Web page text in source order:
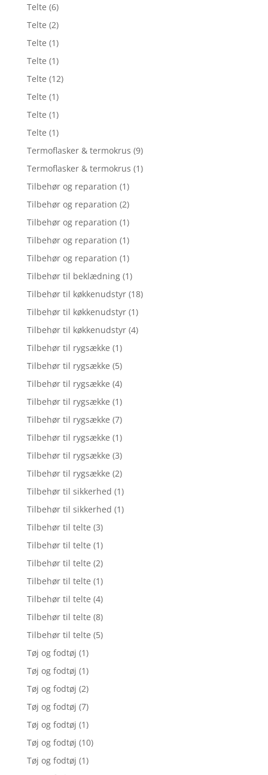
Telte (6)
Telte (2)
Telte (1)
Telte (1)
Telte (12)
Telte (1)
Telte (1)
Telte (1)
Termoflasker & termokrus (9)
Termoflasker & termokrus (1)
Tilbehør og reparation (1)
Tilbehør og reparation (2)
Tilbehør og reparation (1)
Tilbehør og reparation (1)
Tilbehør og reparation (1)
Tilbehør til beklædning (1)
Tilbehør til køkkenudstyr (18)
Tilbehør til køkkenudstyr (1)
Tilbehør til køkkenudstyr (4)
Tilbehør til rygsække (1)
Tilbehør til rygsække (5)
Tilbehør til rygsække (4)
Tilbehør til rygsække (1)
Tilbehør til rygsække (7)
Tilbehør til rygsække (1)
Tilbehør til rygsække (3)
Tilbehør til rygsække (2)
Tilbehør til sikkerhed (1)
Tilbehør til sikkerhed (1)
Tilbehør til telte (3)
Tilbehør til telte (1)
Tilbehør til telte (2)
Tilbehør til telte (1)
Tilbehør til telte (4)
Tilbehør til telte (8)
Tilbehør til telte (5)
Tøj og fodtøj (1)
Tøj og fodtøj (1)
Tøj og fodtøj (2)
Tøj og fodtøj (7)
Tøj og fodtøj (1)
Tøj og fodtøj (10)
Tøj og fodtøj (1)